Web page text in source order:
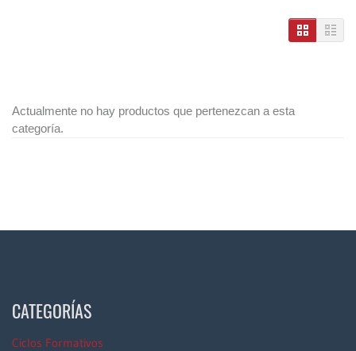
Actualmente no hay productos que pertenezcan a esta
categoría.
CATEGORÍAS
Ciclos Formativos